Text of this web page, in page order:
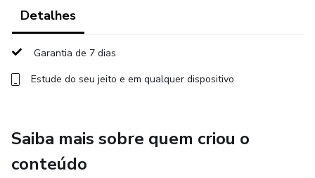
• Como organizar os elementos da composição
• Como pintar montanhas, água e vegetação
• Como criar profundidade e atmosfera na pintura
Este é um curso pensado especialmente para iniciantes e
amantes da pintura, que desejam aprender de forma
Detalhes
Garantia de 7 dias
Estude do seu jeito e em qualquer dispositivo
Saiba mais sobre quem criou o
conteúdo